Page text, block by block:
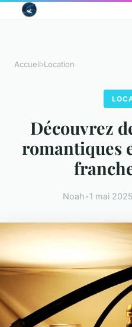
Accueil›Location
Découvrez
romantiques
Noah•1 mai 2025